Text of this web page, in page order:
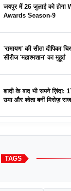
जयपुर में 26 जुलाई को होगा
Awards Season-9
'रामायण' की सीता दीपिका
सीरीज 'महाश्मशान' का मुहूर्त
शादी के बाद भी सपने ज़िंदा:
उमा और श्वेता बनीं मिसेज़
TAGS